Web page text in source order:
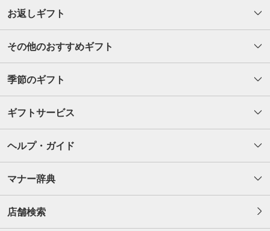
お返しギフト
その他のおすすめギフト
季節のギフト
ギフトサービス
ヘルプ・ガイド
マナー辞典
店舗検索